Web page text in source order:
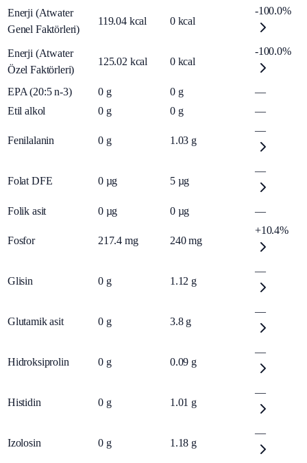
Enerji (Atwater
Genel Faktörleri)
119.04 kcal 0 kcal
-100.0%
Enerji (Atwater
Özel Faktörleri)
125.02 kcal 0 kcal
-100.0%
EPA (20:5 n-3) 0 g 0 g
—
Etil alkol
0 g 0 g —
Fenilalanin 0 g 1.03 g
—
Folat DFE 0 µg 5 µg
—
Folik asit 0 µg 0 µg —
Fosfor 217.4 mg 240 mg
+10.4%
Glisin 0 g 1.12 g
—
Glutamik asit 0 g 3.8 g
—
Hidroksiprolin 0 g 0.09 g
—
Histidin 0 g 1.01 g
—
Izolosin 0 g 1.18 g
—